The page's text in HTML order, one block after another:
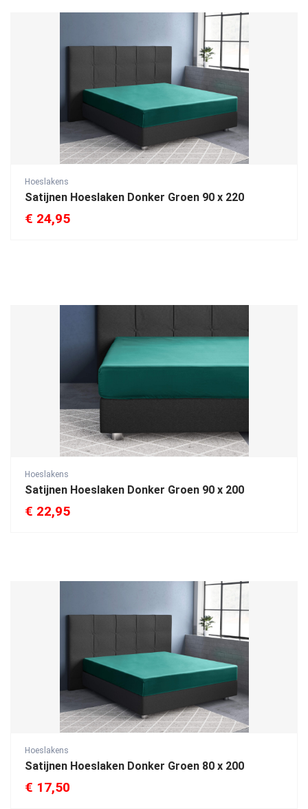
Hoeslakens
Satijnen Hoeslaken Donker Groen 90 x 220
€ 24,95
Hoeslakens
Satijnen Hoeslaken Donker Groen 90 x 200
€ 22,95
Hoeslakens
Satijnen Hoeslaken Donker Groen 80 x 200
€ 17,50